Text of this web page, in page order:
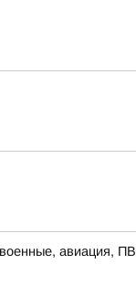
авиация,